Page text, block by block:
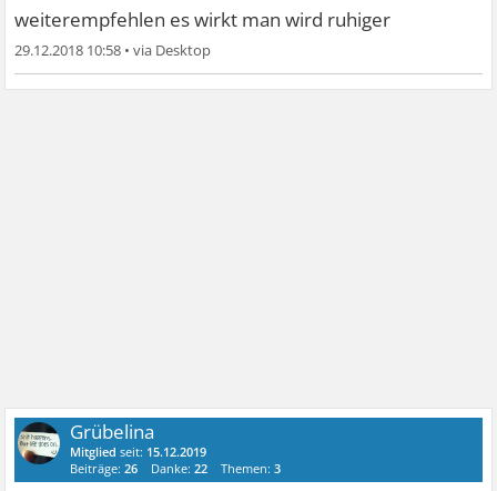
weiterempfehlen es wirkt man wird ruhiger
29.12.2018 10:58 •
Grübelina
Mitglied seit: 15.12.2019
Beiträge:26 Danke:22 Themen:3